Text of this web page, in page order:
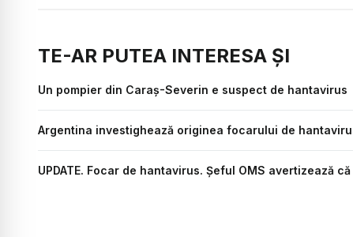
TE-AR PUTEA INTERESA ȘI
Un pompier din Caraș-Severin e suspect de hantavirus
Argentina investighează originea focarului de
UPDATE. Focar de hantavirus. Șeful OMS avertizează